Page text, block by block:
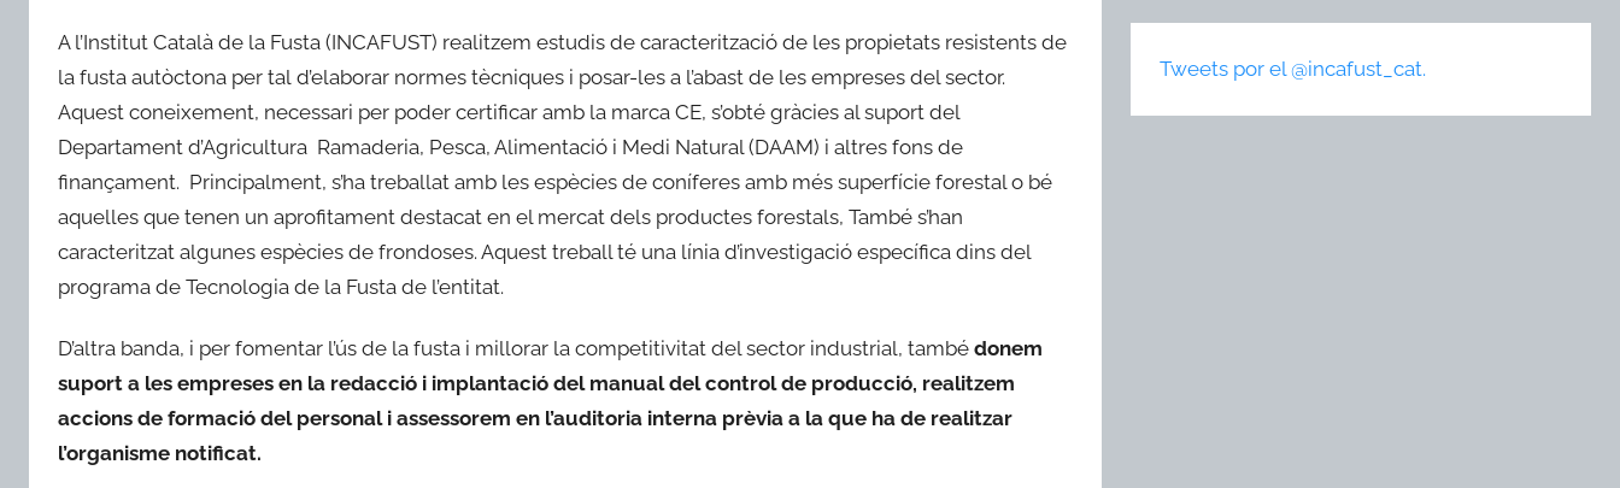
A l’Institut Català de la Fusta (INCAFUST) realitzem estudis de caracterització de les propietats resistents de
la fusta autòctona per tal d’elaborar normes tècniques i posar-les a l’abast de les empreses del sector.
Aquest coneixement, necessari per poder certificar amb la marca CE, s’obté gràcies al suport del
Departament d’Agricultura Ramaderia, Pesca, Alimentació i Medi Natural (DAAM) i altres fons de
finançament. Principalment, s’ha treballat amb les espècies de coníferes amb més superfície forestal o bé
aquelles que tenen un aprofitament destacat en el mercat dels productes forestals, També s’han
caracteritzat algunes espècies de frondoses. Aquest treball té una línia d’investigació específica dins del
programa de Tecnologia de la Fusta de l’entitat.
D’altra banda, i per fomentar l’ús de la fusta i millorar la competitivitat del sector industrial, també donem
suport a les empreses en la redacció i implantació del manual del control de producció, realitzem
accions de formació del personal i assessorem en l’auditoria interna prèvia a la que ha de realitzar
l’organisme notificat.
Tweets por el @incafust_cat.